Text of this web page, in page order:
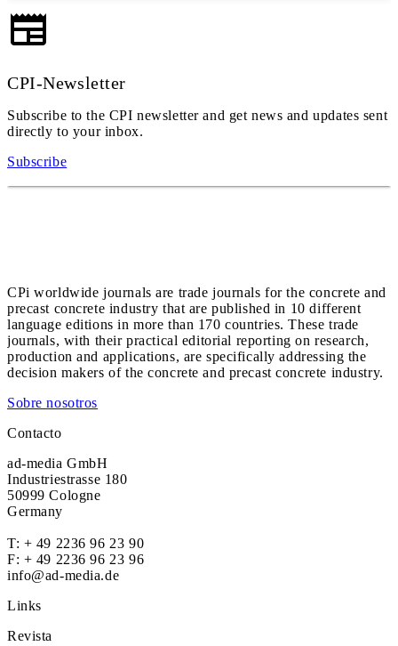
CPI-Newsletter
Subscribe to the CPI newsletter and get news and updates sent
directly to your inbox.
Subscribe
CPi worldwide journals are trade journals for the concrete and
precast concrete industry that are published in 10 different
language editions in more than 170 countries. These trade
journals, with their practical editorial reporting on research,
production and applications, are specifically addressing the
decision makers of the concrete and precast concrete industry.
Sobre nosotros
Contacto
ad-media GmbH
Industriestrasse 180
50999 Cologne
Germany
T: + 49 2236 96 23 90
F: + 49 2236 96 23 96
info@ad-media.de
Links
Revista